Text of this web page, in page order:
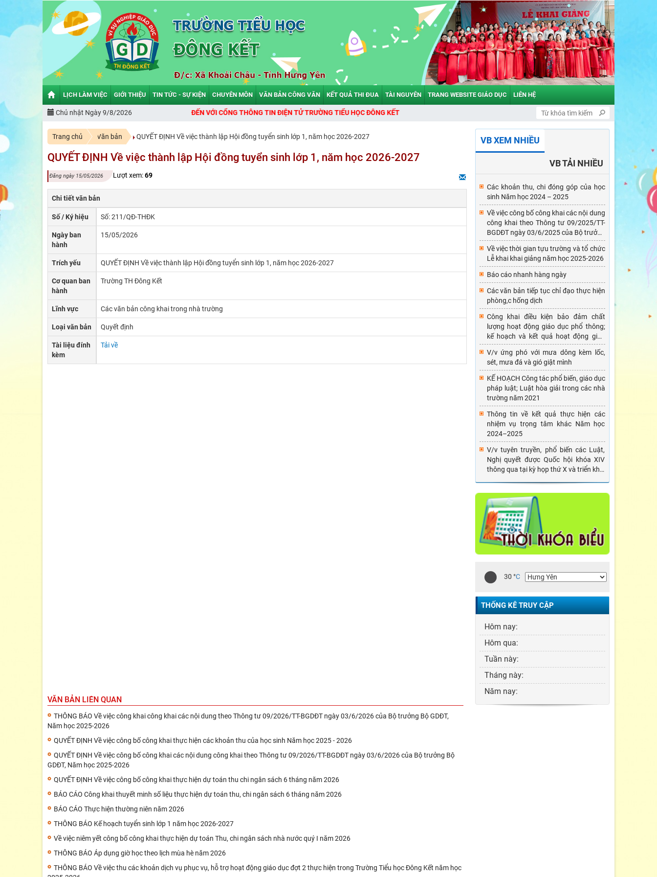
LỊCH LÀM VIỆC GIỚI THIỆU TIN TỨC - SỰ KIỆN CHUYÊN MÔN VĂN BẢN CÔNG VĂN KẾT QUẢ THI ĐUA TÀI NGUYÊN TRANG WEBSITE GIÁO DỤC LIÊN HỆ
Chủ nhật Ngày 9/8/2026CHÀO MỪNG BẠN ĐẾN VỚI CỔNG THÔNG TIN ĐIỆN TỬ TRƯỜNG TIỂU HỌC ĐÔNG KẾT
Trang chủ Văn bản QUYẾT ĐỊNH Về việc thành lập Hội đồng tuyển sinh lớp 1, năm học 2026-2027
QUYẾT ĐỊNH Về việc thành lập Hội đồng tuyển sinh lớp 1, năm học 2026-2027
Đăng ngày 15/05/2026 Lượt xem:69
Chi tiết văn bản
Số / Ký hiệu Số: 211/QĐ-THĐK
Ngày ban
hành
15/05/2026
Trích yếu QUYẾT ĐỊNH Về việc thành lập Hội đồng tuyển sinh lớp 1, năm học 2026-2027
Cơ quan ban
hành
Trường TH Đông Kết
Lĩnh vực Các văn bản công khai trong nhà trường
Loại văn bản Quyết định
Tài liệu đính
kèm
Tải về
VĂN BẢN LIÊN QUAN
THÔNG BÁO Về việc công khai công khai các nội dung theo Thông tư 09/2026/TT-BGDĐT ngày 03/6/2026 của Bộ trưởng Bộ GDĐT,
Năm học 2025-2026
QUYẾT ĐỊNH Về việc công bố công khai thực hiện các khoản thu của học sinh Năm học 2025 - 2026
QUYẾT ĐỊNH Về việc công bố công khai các nội dung công khai theo Thông tư 09/2026/TT-BGDĐT ngày 03/6/2026 của Bộ trưởng Bộ
GDĐT, Năm học 2025-2026
QUYẾT ĐỊNH Về việc công bố công khai thực hiện dự toán thu chi ngân sách 6 tháng năm 2026
BÁO CÁO Công khai thuyết minh số liệu thực hiện dự toán thu, chi ngân sách 6 tháng năm 2026
BÁO CÁO Thực hiện thường niên năm 2026
THÔNG BÁO Kế hoạch tuyển sinh lớp 1 năm học 2026-2027
Về việc niêm yết công bố công khai thực hiện dự toán Thu, chi ngân sách nhà nước quý I năm 2026
THÔNG BÁO Áp dụng giờ học theo lịch mùa hè năm 2026
THÔNG BÁO Về việc thu các khoản dịch vụ phục vụ, hỗ trợ hoạt động giáo dục đợt 2 thực hiện trong Trường Tiểu học Đông Kết năm học
VB XEM NHIỀU
VB TẢI NHIỀU
Các khoản thu, chi đóng góp của học
sinh Năm học 2024 – 2025
Về việc công bố công khai các nội dung
công khai theo Thông tư 09/2025/TT-
BGDĐT ngày 03/6/2025 của Bộ trưởng
Bộ GDĐT, Năm học 2024-2025
Về việc thời gian tựu trường và tổ chức
Lễ khai khai giảng năm học 2025-2026
Báo cáo nhanh hàng ngày
Các văn bản tiếp tục chỉ đạo thực hiện
phòng,c hống dịch
Công khai điều kiện bảo đảm chất
lượng hoạt động giáo dục phổ thông;
kế hoạch và kết quả hoạt động giáo
dục Năm học 2024-2025
V/v ứng phó với mưa dông kèm lốc,
sét, mưa đá và gió giật mình
KẾ HOẠCH Công tác phổ biến, giáo dục
pháp luật; Luật hòa giải trong các nhà
trường năm 2021
Thông tin về kết quả thực hiện các
nhiệm vụ trọng tâm khác Năm học
2024–2025
V/v tuyên truyền, phổ biến các Luật,
Nghị quyết được Quốc hội khóa XIV
thông qua tại kỳ họp thứ X và triển khai
30 °C
THỐNG KÊ TRUY CẬP
Hôm nay:
Hôm qua:
Tuần này:
Tháng này:
Năm nay: